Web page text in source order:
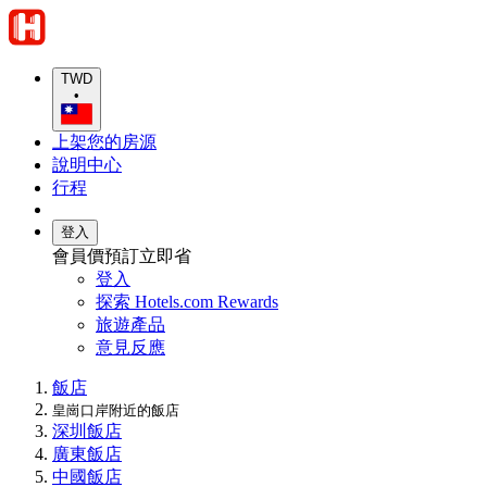
TWD
•
上架您的房源
說明中心
行程
登入
會員價預訂立即省
登入
探索 Hotels.com Rewards
旅遊產品
意見反應
飯店
皇崗口岸附近的飯店
深圳飯店
廣東飯店
中國飯店